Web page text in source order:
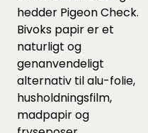
hedder Pigeon Check.
Bivoks papir er et
naturligt og
genanvendeligt
alternativ til alu-folie,
husholdningsfilm,
madpapir og